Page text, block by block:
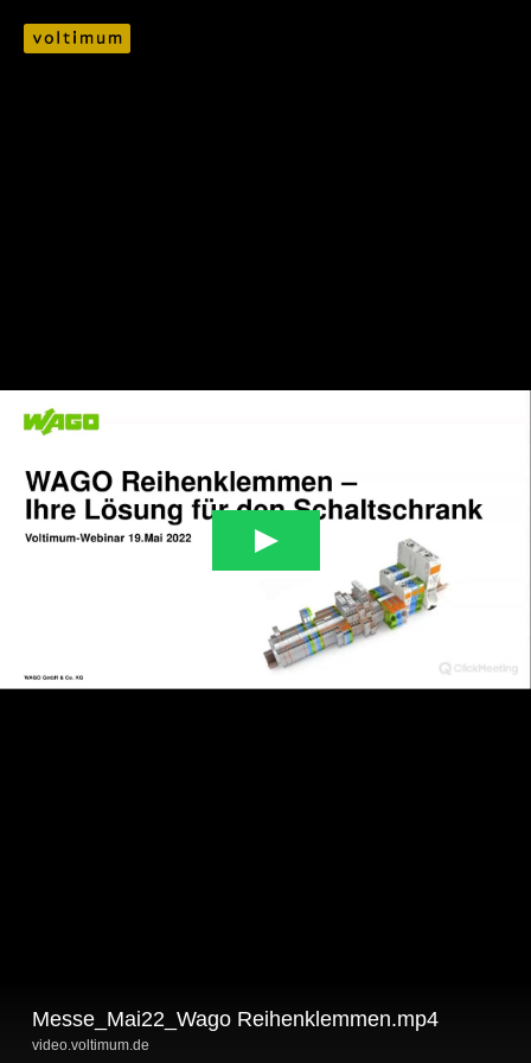
Messe_Mai22_Wago Reihenklemmen.mp4
video.voltimum.de